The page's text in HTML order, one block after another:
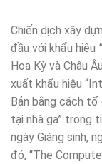
Chiến dịch xây
đầu với khẩu hiệu
Hoa Kỳ và Châu
xuất khẩu hiệu
Bản bằng cách tổ
tại nhà ga” trong
ngày Giáng sinh,
đó, “The